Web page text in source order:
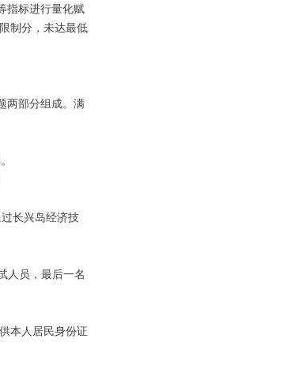
指标进行量化赋
制分，未达最低
两部分组成。满
长兴岛经济技
人员，最后一名
本人居民身份证